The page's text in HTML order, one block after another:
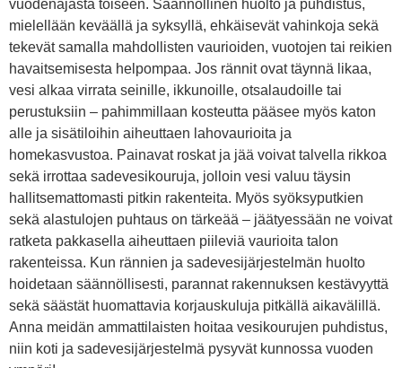
vuodenajasta toiseen. Säännöllinen huolto ja puhdistus,
mielellään keväällä ja syksyllä, ehkäisevät vahinkoja sekä
tekevät samalla mahdollisten vaurioiden, vuotojen tai reikien
havaitsemisesta helpompaa. Jos rännit ovat täynnä likaa,
vesi alkaa virrata seinille, ikkunoille, otsalaudoille tai
perustuksiin – pahimmillaan kosteutta pääsee myös katon
alle ja sisätiloihin aiheuttaen lahovaurioita ja
homekasvustoa. Painavat roskat ja jää voivat talvella rikkoa
sekä irrottaa sadevesikouruja, jolloin vesi valuu täysin
hallitsemattomasti pitkin rakenteita. Myös syöksyputkien
sekä alastulojen puhtaus on tärkeää – jäätyessään ne voivat
ratketa pakkasella aiheuttaen piileviä vaurioita talon
rakenteissa. Kun rännien ja sadevesijärjestelmän huolto
hoidetaan säännöllisesti, parannat rakennuksen kestävyyttä
sekä säästät huomattavia korjauskuluja pitkällä aikavälillä.
Anna meidän ammattilaisten hoitaa vesikourujen puhdistus,
niin koti ja sadevesijärjestelmä pysyvät kunnossa vuoden